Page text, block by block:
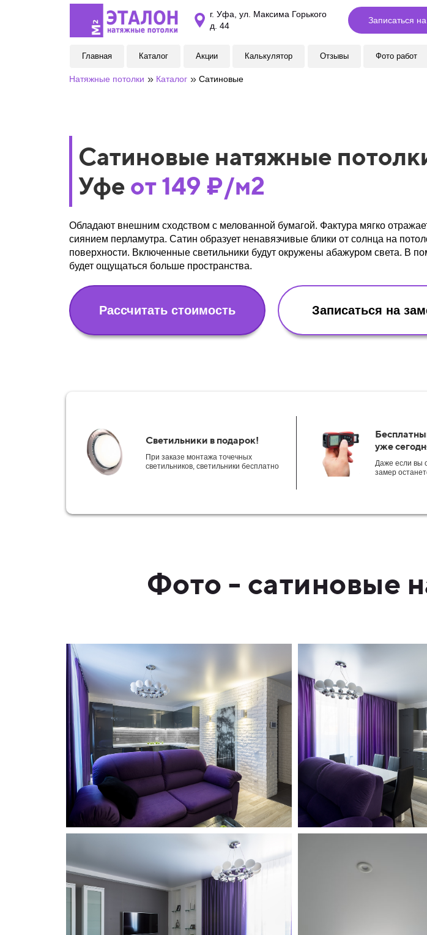
г. Уфа, ул. Максима Горького
д. 44
Записаться
Главная Каталог Акции Калькулятор Отзывы Фото работ
Натяжные потолки » Каталог » Сатиновые
Сатиновые натяжные
Уфе от 149 ₽/м2
Обладают внешним сходством с мелованной бумагой. Фактура мягко
сиянием перламутра. Сатин образует ненавязчивые блики от солнца на
поверхности. Включенные светильники будут окружены абажуром света. В
будет ощущаться больше пространства.
Рассчитать стоимость Записаться на
Светильники в подарок!
При заказе монтажа точечных
светильников, светильники бесплатно
уже
Даже если вы
замер
Фото - сатиновые